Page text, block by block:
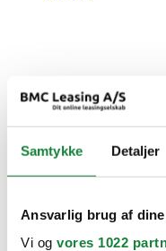
Samtykke Detaljer
Ansvarlig brug af
Vi og vores 1022